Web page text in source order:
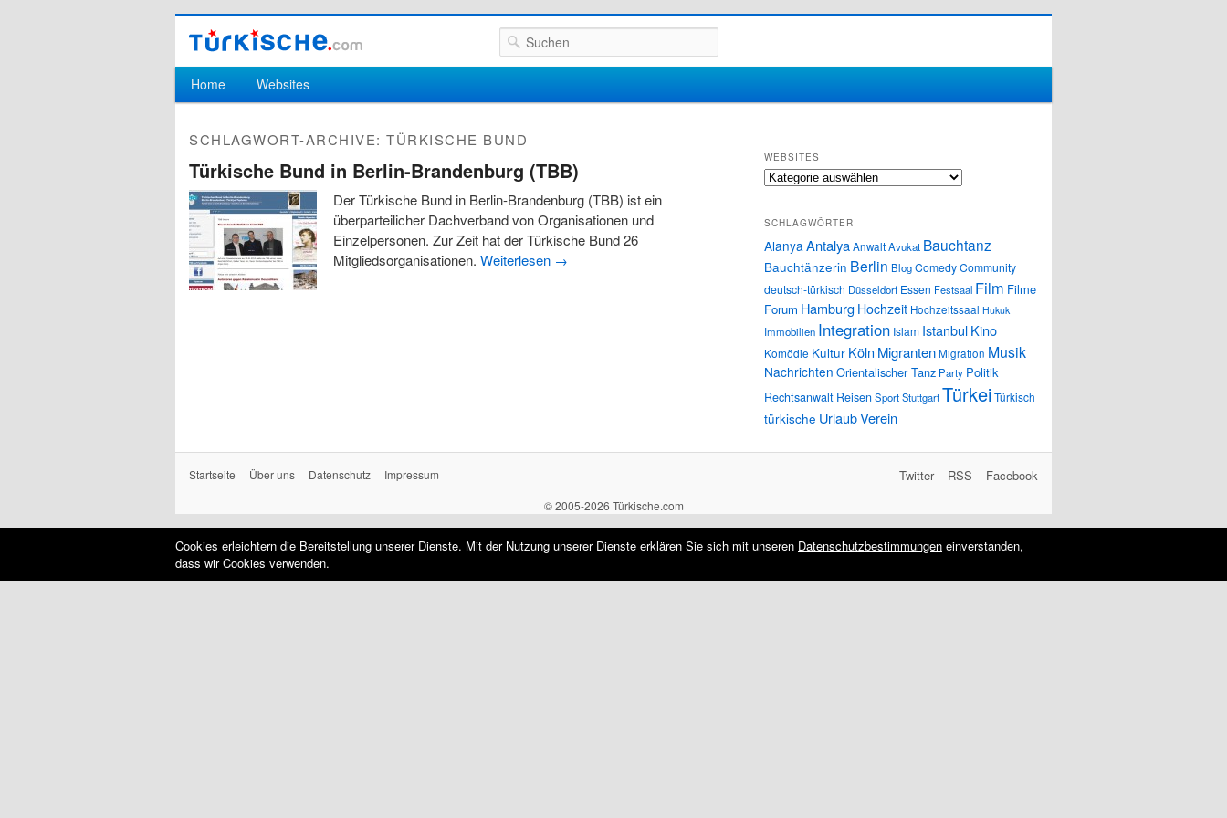
Suchen
Hauptmenü
Zum Inhalt wechseln
Zum sekundären Inhalt wechseln
Home Websites
SCHLAGWORT-ARCHIVE: TÜRKISCHE BUND
Türkische Bund in Berlin-Brandenburg (TBB)
Der Türkische Bund in Berlin-Brandenburg (TBB) ist ein
überparteilicher Dachverband von Organisationen und
Einzelpersonen. Zur Zeit hat der Türkische Bund 26
Mitgliedsorganisationen. Weiterlesen →
WEBSITES
Websites
SCHLAGWÖRTER
Alanya AntalyaAnwaltAvukat Bauchtanz
Bauchtänzerin Berlin BlogComedyCommunity
deutsch-türkisch Düsseldorf Essen Festsaal Film Filme
Forum Hamburg Hochzeit Hochzeitssaal Hukuk
Immobilien Integration Islam IstanbulKino
Komödie Kultur Köln MigrantenMigration Musik
Nachrichten Orientalischer Tanz Party Politik
Rechtsanwalt ReisenSportStuttgartTürkeiTürkisch
türkische UrlaubVerein
Startseite Über uns Datenschutz Impressum Facebook
RSS
Twitter
© 2005-2026 Türkische.com
Cookies erleichtern die Bereitstellung unserer Dienste. Mit der Nutzung unserer Dienste erklären Sie sich mit unseren Datenschutzbestimmungen einverstanden,
dass wir Cookies verwenden.